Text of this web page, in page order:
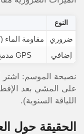
النوع
ضروري مقاومة الماء (IP67+)، عمر بطارية 5+ أيام
إضافي
GPS مدمج، ميزات صحية متقدمة
نصيحة الموسم: اشتر
على المشي بعد
اللياقة السنوية).
الحقيقة حول